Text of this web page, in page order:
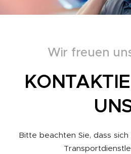
Wir freuen
Bitte beachten Sie, dass